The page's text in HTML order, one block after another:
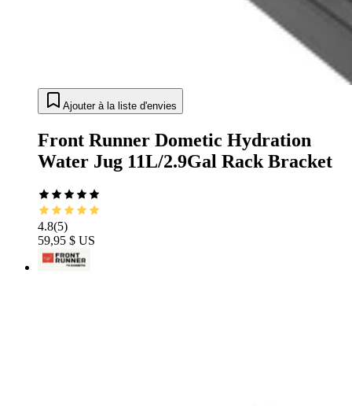
Ajouter à la liste d'envies
Front Runner Dometic Hydration
Water Jug 11L/2.9Gal Rack Bracket
4.8(5)
59,95 $ US